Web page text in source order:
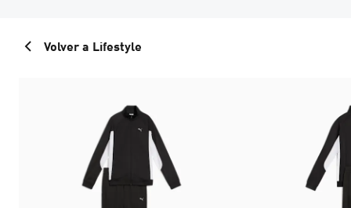
Volver a Lifestyle